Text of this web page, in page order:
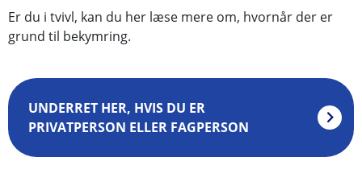
Er du i tvivl, kan du her læse mere om, hvornår der er
grund til bekymring.
UNDERRET HER, HVIS DU ER
PRIVATPERSON ELLER FAGPERSON